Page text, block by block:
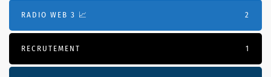
RADIO WEB 3 📈 2
RECRUTEMENT 1